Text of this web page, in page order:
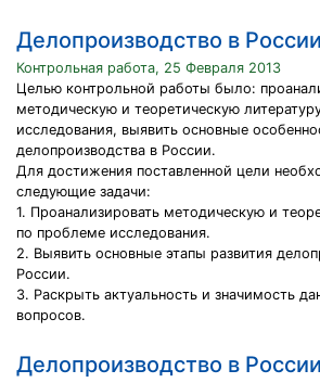
Делопроизводство в России
Контрольная работа, 25 Февраля 2013
Целью контрольной работы было:
методическую и теоретическую
исследования, выявить основные
делопроизводства в России.
Для достижения поставленной цели
следующие задачи:
1. Проанализировать методическую и
по проблеме исследования.
2. Выявить основные этапы развития
России.
3. Раскрыть актуальность и значимость
вопросов.
Делопроизводство в России